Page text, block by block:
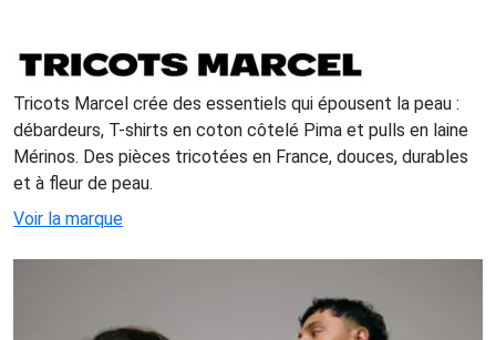
Tricots Marcel crée des essentiels qui épousent la peau :
débardeurs, T-shirts en coton côtelé Pima et pulls en laine
Mérinos. Des pièces tricotées en France, douces, durables
et à fleur de peau.
Voir la marque